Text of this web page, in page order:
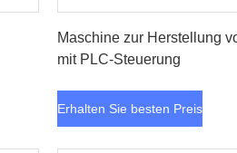
Maschine zur Herstellung
mit PLC-Steuerung
Erhalten Sie besten Preis